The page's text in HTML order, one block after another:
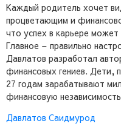
Каждый родитель хочет
процветающим и
что успех в карьере
Главное – правильно
Давлатов разработал
финансовых гениев. Дети,
27 годам зарабатывают
финансовую
Давлатов Саидмурод